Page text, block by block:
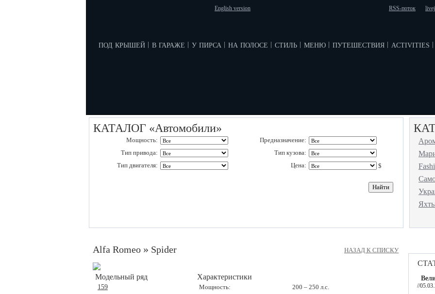
English version RSS-поток
под крышей в гараже у пирса на полосе стиль меню путешествия activities
КАТАЛОГ «Автомобили»
Мощность:
Предназначение:
Тип привода:
Тип кузова:
Тип двигателя:
Цена: $
НАЗАД К СПИСКУ
Alfa Romeo » Spider
Модельный ряд
159
Характеристики
Мощность:
200 – 250 л.с.
//